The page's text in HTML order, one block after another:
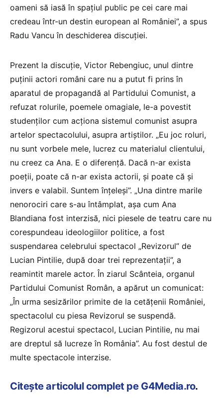
oameni să iasă în spaţiul public pe cei care mai
credeau într-un destin european al României”, a spus
Radu Vancu în deschiderea discuţiei.
Prezent la discuţie, Victor Rebengiuc, unul dintre
puţinii actori români care nu a putut fi prins în
aparatul de propagandă al Partidului Comunist, a
refuzat rolurile, poemele omagiale, le-a povestit
studenţilor cum acţiona sistemul comunist asupra
artelor spectacolului, asupra artiştilor. „Eu joc roluri,
nu sunt vorbele mele, lucrez cu materialul clientului,
nu creez ca Ana. E o diferenţă. Dacă n-ar exista
poeţii, poate că n-ar exista actorii, şi poate că şi
invers e valabil. Suntem înţeleşi”. „Una dintre marile
nenorociri care s-au întâmplat, aşa cum Ana
Blandiana fost interzisă, nici piesele de teatru care nu
corespundeau ideologiilor politice, a fost
suspendarea celebrului spectacol „Revizorul” de
Lucian Pintilie, după doar trei reprezentaţii”, a
reamintit marele actor. În ziarul Scânteia, organul
Partidului Comunist Român, a apărut un comunicat:
„În urma sesizărilor primite de la cetăţenii României,
spectacolul cu piesa Revizorul se suspendă.
Regizorul acestui spectacol, Lucian Pintilie, nu mai
are dreptul să lucreze în România”. Au fost destul de
multe spectacole interzise.
Citește articolul complet pe G4Media.ro.